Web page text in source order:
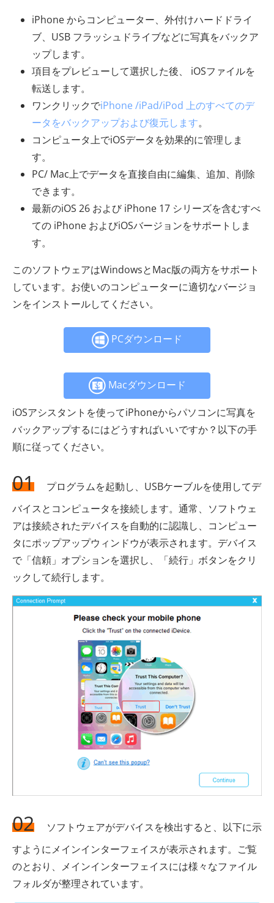
iPhone からコンピューター、外付けハードドライ
ブ、USB フラッシュドライブなどに写真をバックア
ップします。
項目をプレビューして選択した後、 iOSファイルを
転送します。
ワンクリックでiPhone /iPad/iPod 上のすべてのデ
ータをバックアップおよび復元します。
コンピュータ上でiOSデータを効果的に管理しま
す。
PC/ Mac上でデータを直接自由に編集、追加、削除
できます。
最新のiOS 26 および iPhone 17 シリーズを含むすべ
ての iPhone およびiOSバージョンをサポートしま
す。
このソフトウェアはWindowsとMac版の両方をサポート
しています。お使いのコンピューターに適切なバージョ
ンをインストールしてください。
PCダウンロード
Macダウンロード
iOSアシスタントを使ってiPhoneからパソコンに写真を
バックアップするにはどうすればいいですか？以下の手
順に従ってください。
01
プログラムを起動し、USBケーブルを使用してデ
バイスとコンピュータを接続します。通常、ソフトウェ
アは接続されたデバイスを自動的に認識し、コンピュー
タにポップアップウィンドウが表示されます。デバイス
で「信頼」オプションを選択し、「続行」ボタンをクリ
ックして続行します。
02
ソフトウェアがデバイスを検出すると、以下に示
すようにメインインターフェイスが表示されます。ご覧
のとおり、メインインターフェイスには様々なファイル
フォルダが整理されています。